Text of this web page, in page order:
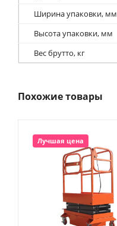
Ширина упаковки, мм
Высота упаковки, мм
Вес брутто, кг
Похожие товары
Лучшая цена